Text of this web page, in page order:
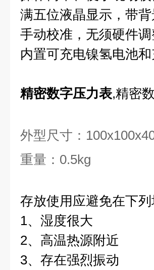
满五位液晶显示，带
手动校准，无须硬件调
内置可充电镍氢电池
精密数字压力表,精密
外型尺寸：
重量：0.5kg
存放使用应避免在下
1、湿度很大
2、高温热源附近
3、存在强烈振动